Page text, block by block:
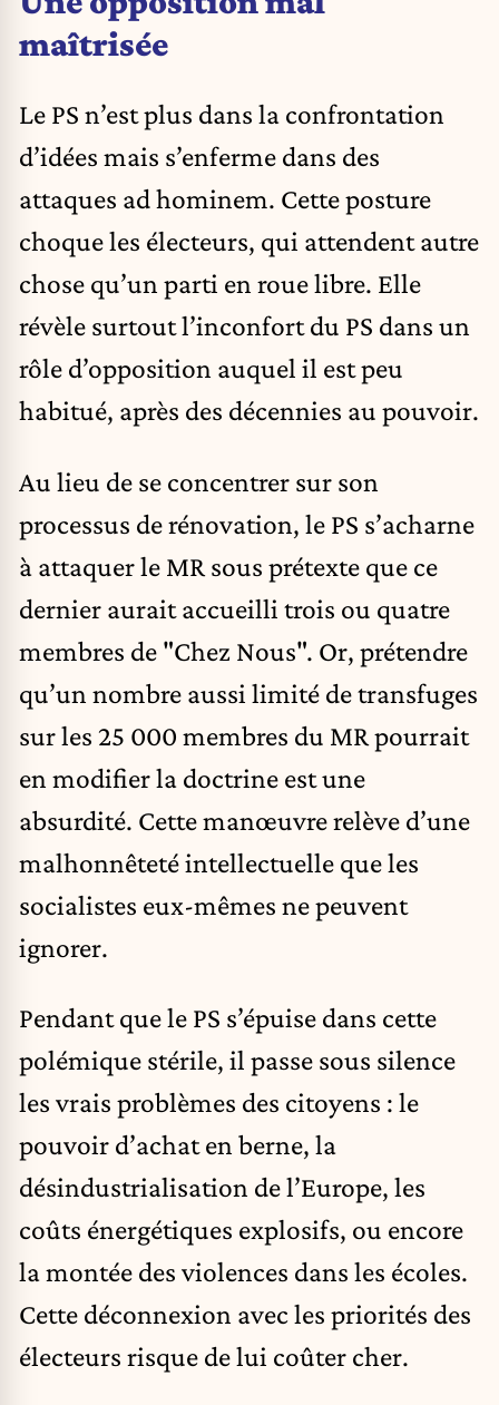
maîtrisée
Le PS n’est plus dans la confrontation
d’idées mais s’enferme dans des
attaques ad hominem. Cette posture
choque les électeurs, qui attendent autre
chose qu’un parti en roue libre. Elle
révèle surtout l’inconfort du PS dans un
rôle d’opposition auquel il est peu
habitué, après des décennies au pouvoir.
Au lieu de se concentrer sur son
processus de rénovation, le PS s’acharne
à attaquer le MR sous prétexte que ce
dernier aurait accueilli trois ou quatre
membres de "Chez Nous". Or, prétendre
qu’un nombre aussi limité de transfuges
sur les 25 000 membres du MR pourrait
en modifier la doctrine est une
absurdité. Cette manœuvre relève d’une
malhonnêteté intellectuelle que les
socialistes eux-mêmes ne peuvent
ignorer.
Pendant que le PS s’épuise dans cette
polémique stérile, il passe sous silence
les vrais problèmes des citoyens : le
pouvoir d’achat en berne, la
désindustrialisation de l’Europe, les
coûts énergétiques explosifs, ou encore
la montée des violences dans les écoles.
Cette déconnexion avec les priorités des
électeurs risque de lui coûter cher.